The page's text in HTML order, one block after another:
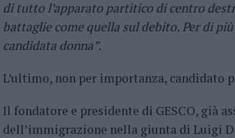
di tutto l’apparato partitico di centro
battaglie come quella sul debito. Per di
candidata donna”.
L’ultimo, non per importanza, candidato
Il fondatore e presidente di GESCO, già
dell’immigrazione nella giunta di Luigi